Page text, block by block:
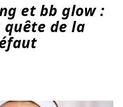
et bb glow :
de la